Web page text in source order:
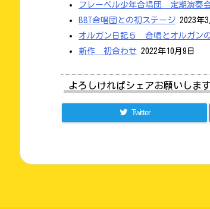
フレーベル少年合唱団 定期演奏
BBT合唱団との初ステージ 2023年3
オルガン日記５ 合唱とオルガン
新作 初合わせ 2022年10月9日
よろしければシェアお願いします
Twitter